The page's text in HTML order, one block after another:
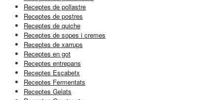
Receptes de pollastre
Receptes de postres
Receptes de quiche
Receptes de sopes i cremes
Receptes de xarrups
Receptes en got
Receptes entrepans
Receptes Escabetx
Receptes Fermentats
Receptes Gelats